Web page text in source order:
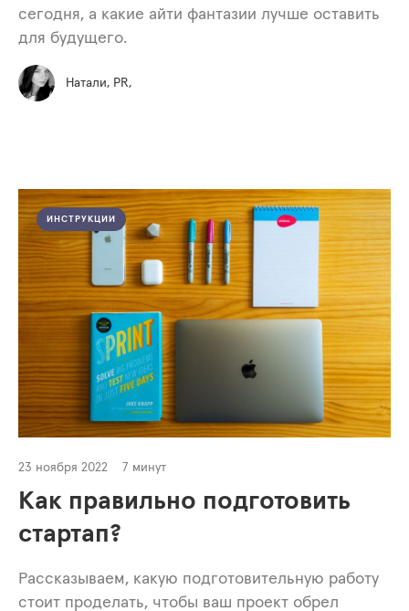
сегодня, а какие айти фантазии лучше оставить
для будущего.
Натали, PR,
ИНСТРУКЦИИ
23 ноября 2022 7 минут
Как правильно подготовить
стартап?
Рассказываем, какую подготовительную работу
стоит проделать, чтобы ваш проект обрел